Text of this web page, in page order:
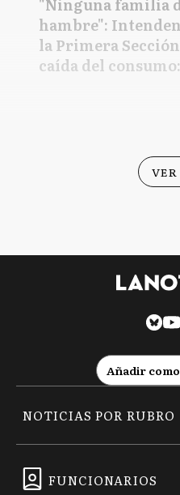
"Ninguna familia
hambre":
la Primera
caída del consumo:
Añadir
FUNCIONARIOS
NOTICIAS POR RUBRO